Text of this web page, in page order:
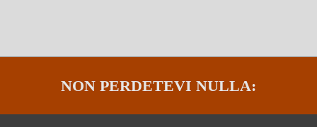
NON PERDETEVI NULLA: